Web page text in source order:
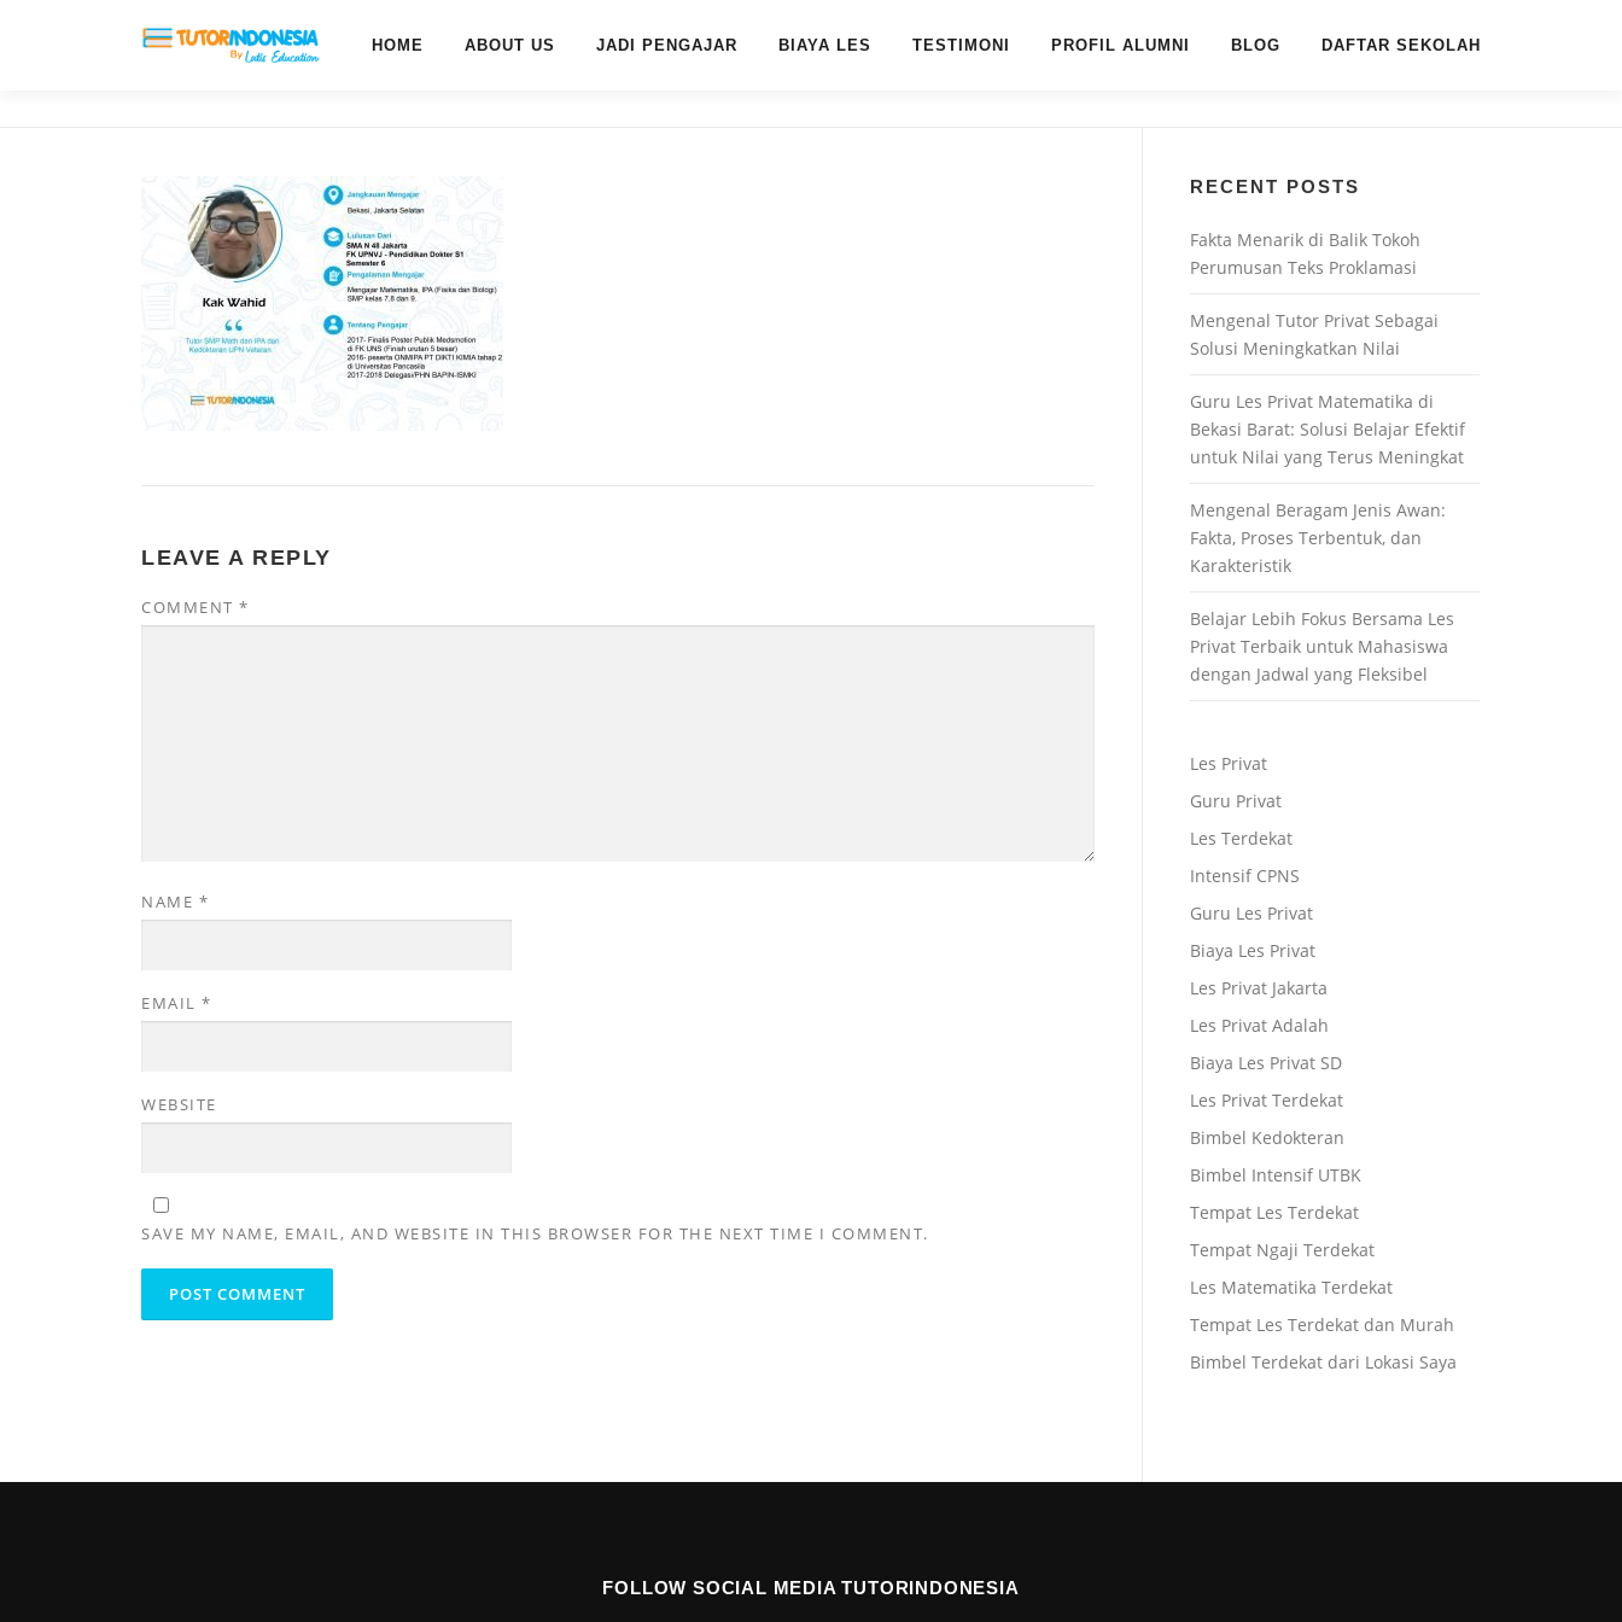
HOME ABOUT US JADI PENGAJAR BIAYA LES TESTIMONI PROFIL ALUMNI BLOG DAFTAR SEKOLAH
LEAVE A REPLY
COMMENT *
NAME *
EMAIL *
WEBSITE
SAVE MY NAME, EMAIL, AND WEBSITE IN THIS BROWSER FOR THE NEXT TIME I COMMENT.
RECENT POSTS
Fakta Menarik di Balik Tokoh
Perumusan Teks Proklamasi
Mengenal Tutor Privat Sebagai
Solusi Meningkatkan Nilai
Guru Les Privat Matematika di
Bekasi Barat: Solusi Belajar Efektif
untuk Nilai yang Terus Meningkat
Mengenal Beragam Jenis Awan:
Fakta, Proses Terbentuk, dan
Karakteristik
Belajar Lebih Fokus Bersama Les
Privat Terbaik untuk Mahasiswa
dengan Jadwal yang Fleksibel
Les Privat
Guru Privat
Les Terdekat
Intensif CPNS
Guru Les Privat
Biaya Les Privat
Les Privat Jakarta
Les Privat Adalah
Biaya Les Privat SD
Les Privat Terdekat
Bimbel Kedokteran
Bimbel Intensif UTBK
Tempat Les Terdekat
Tempat Ngaji Terdekat
Les Matematika Terdekat
Tempat Les Terdekat dan Murah
Bimbel Terdekat dari Lokasi Saya
FOLLOW SOCIAL MEDIA TUTORINDONESIA